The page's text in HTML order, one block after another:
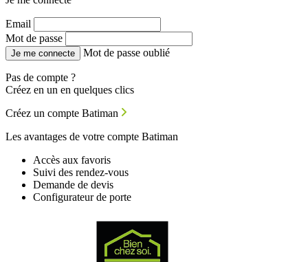
Email
Mot de passe
Je me connecte Mot de passe oublié
Pas de compte ?
Créez en un en quelques clics
Créez un compte Batiman
Les avantages de votre compte Batiman
Accès aux favoris
Suivi des rendez-vous
Demande de devis
Configurateur de porte